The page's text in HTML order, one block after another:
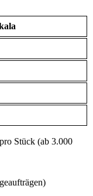
Stück (ab 3.000